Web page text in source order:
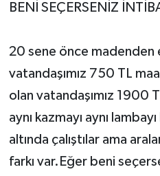
BENİ SEÇERSENİZ
20 sene önce madenden
vatandaşımız 750 TL
olan vatandaşımız 1900
aynı kazmayı aynı
altında çalıştılar ama
farkı var.Eğer beni